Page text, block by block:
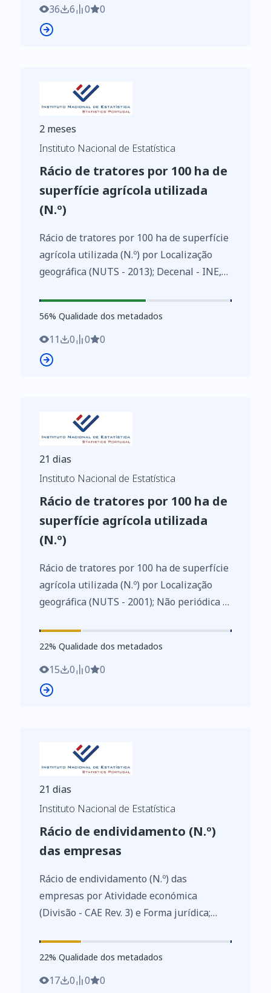
36 6 0 0
2 meses
Instituto Nacional de Estatística
Rácio de tratores por 100 ha de
superfície agrícola utilizada
(N.º)
Rácio de tratores por 100 ha de superfície
agrícola utilizada (N.º) por Localização
geográfica (NUTS - 2013); Decenal - INE,
históricas
https://www.ine.pt/xurl/indx/0010537/PT
56%
56% Qualidade dos metadados
11 0 0 0
21 dias
Instituto Nacional de Estatística
Rácio de tratores por 100 ha de
superfície agrícola utilizada
(N.º)
Rácio de tratores por 100 ha de superfície
agrícola utilizada (N.º) por Localização
geográfica (NUTS - 2001); Não periódica -
explorações agrícolas
https://www.ine.pt/xurl/indx/0003025/PT
22%
22% Qualidade dos metadados
15 0 0 0
21 dias
Instituto Nacional de Estatística
Rácio de endividamento (N.º)
das empresas
Rácio de endividamento (N.º) das
empresas por Atividade económica
(Divisão - CAE Rev. 3) e Forma jurídica;
das empresas
https://www.ine.pt/xurl/indx/0007419/PT
22%
22% Qualidade dos metadados
17 0 0 0